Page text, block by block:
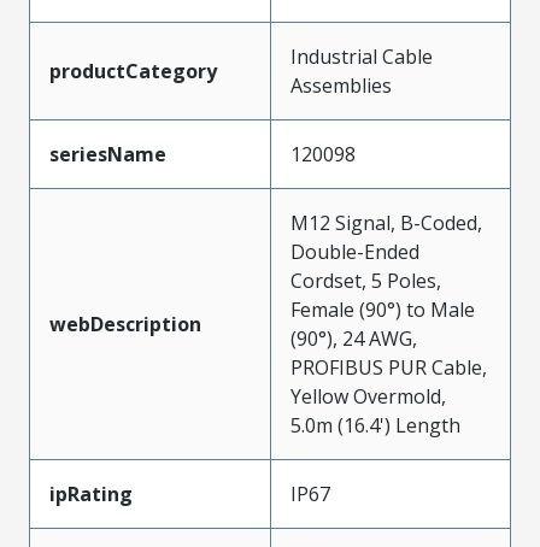
productCategory
Industrial Cable
Assemblies
seriesName 120098
webDescription
M12 Signal, B-Coded,
Double-Ended
Cordset, 5 Poles,
Female (90°) to Male
(90°), 24 AWG,
PROFIBUS PUR Cable,
Yellow Overmold,
5.0m (16.4') Length
ipRating IP67